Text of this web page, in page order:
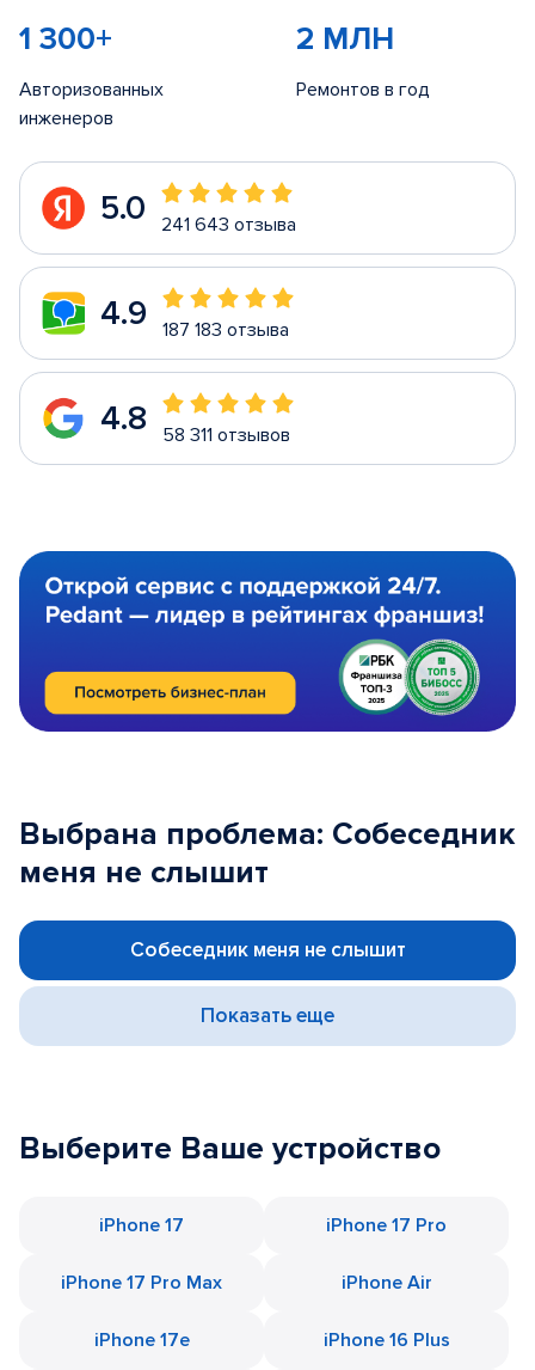
1 300+
Авторизованных
инженеров
2 МЛН
Ремонтов в год
5.0 241 643 отзыва
4.9 187 183 отзыва
4.8 58 311 отзывов
Выбрана проблема: Собеседник
меня не слышит
Собеседник меня не слышит
Показать еще
Выберите Ваше устройство
iPhone 17 iPhone 17 Pro
iPhone 17 Pro Max iPhone Air
iPhone 17e iPhone 16 Plus